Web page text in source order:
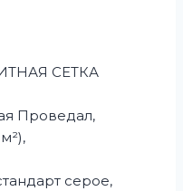
СЕТКА
Проведал,
серое,